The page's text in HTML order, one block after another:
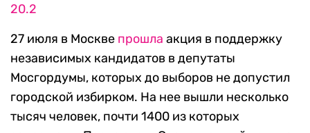
20.2
27 июля в Москве прошла акция в поддержку
независимых кандидатов в депутаты
Мосгордумы, которых до выборов не допустил
городской избирком. На нее вышли несколько
тысяч человек, почти 1400 из которых